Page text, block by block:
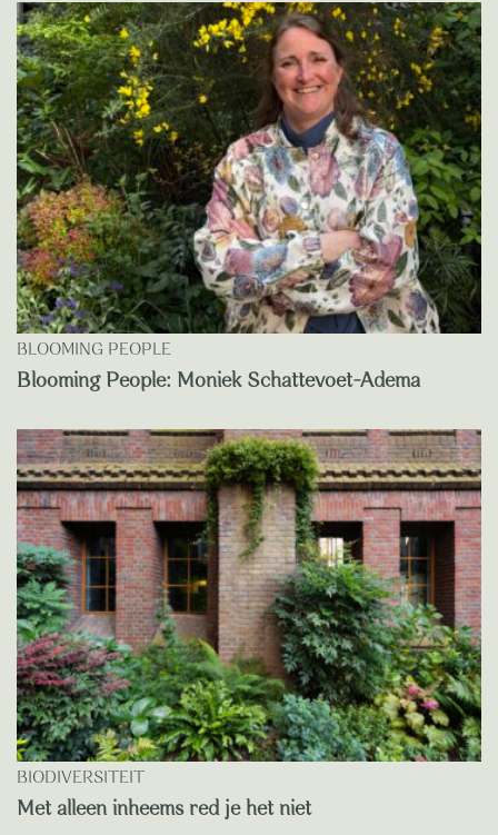
BLOOMING PEOPLE
Blooming People: Moniek Schattevoet-Adema
BIODIVERSITEIT
Met alleen inheems red je het niet